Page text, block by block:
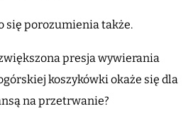
się porozumienia także.
presja wywierania
koszykówki okaże się dla
na przetrwanie?